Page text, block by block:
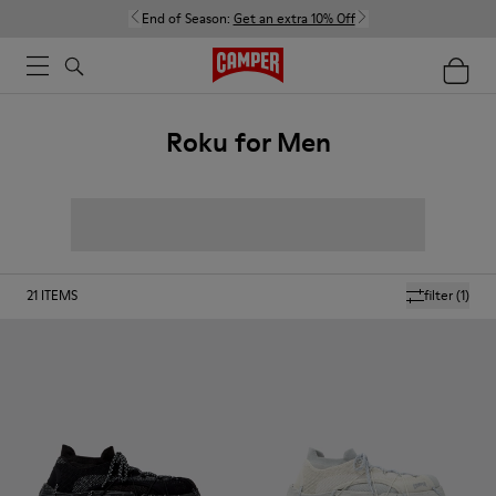
End of Season: Get an extra 10% Off
Roku for Men
filter(1)
21 ITEMS